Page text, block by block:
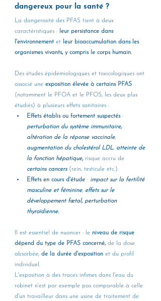
dangereux pour la santé ?
La dangerosité des PFAS tient à deux
caractéristiques : leur persistance dans
l'environnement et leur bioaccumulation dans les
organismes vivants, y compris le corps humain.
Des études épidémiologiques et toxicologiques ont
associé une exposition élevée à certains PFAS
(notamment le PFOA et le PFOS, les deux plus
étudiés) à plusieurs effets sanitaires :
Effets établis ou fortement suspectés :
perturbation du système immunitaire,
altération de la réponse vaccinale,
augmentation du cholestérol LDL, atteinte de
la fonction hépatique, risque accru de
certains cancers (rein, testicule etc.).
Effets en cours d'étude : impact sur la fertilité
masculine et féminine, effets sur le
développement fœtal, perturbation
thyroïdienne.
Il est essentiel de nuancer : le niveau de risque
dépend du type de PFAS concerné, de la dose
absorbée, de la durée d'exposition et du profil
individuel.
L'exposition à des traces infimes dans l'eau du
robinet n'est par exemple pas comparable à celle
d'un travailleur dans une usine de traitement de